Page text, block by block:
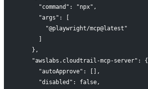
     "command": "npx",
     "args": [
       "@playwright/mcp@latest"
     ]
   },
   "awslabs.cloudtrail-mcp-server": {
     "autoApprove": [],
     "disabled": false,